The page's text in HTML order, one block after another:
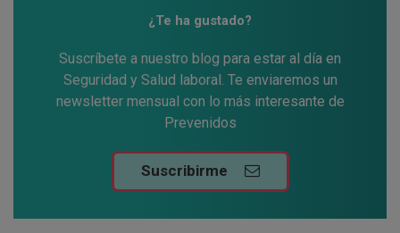
¿Te ha gustado?
Suscríbete a nuestro blog para estar al día en
Seguridad y Salud laboral. Te enviaremos un
newsletter mensual con lo más interesante de
Prevenidos
Suscribirme